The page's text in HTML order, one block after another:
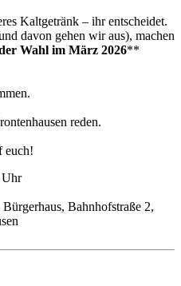
Kaltgetränk – ihr entscheidet.
davon gehen wir aus), machen
Wahl im März 2026**
reden.
euch!
Uhr
Bahnhofstraße 2,